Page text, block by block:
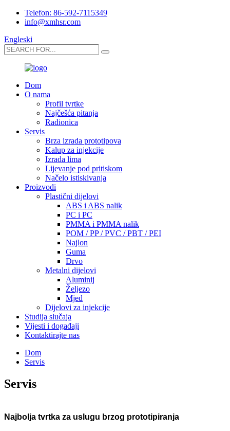
Telefon: 86-592-7115349
info@xmhsr.com
Engleski
Dom
O nama
Profil tvrtke
Najčešća pitanja
Radionica
Servis
Brza izrada prototipova
Kalup za injekcije
Izrada lima
Lijevanje pod pritiskom
Načelo istiskivanja
Proizvodi
Plastični dijelovi
ABS i ABS nalik
PC i PC
PMMA i PMMA nalik
POM / PP / PVC / PBT / PEI
Najlon
Guma
Drvo
Metalni dijelovi
Aluminij
Željezo
Mjed
Dijelovi za injekcije
Studija slučaja
Vijesti i događaji
Kontaktirajte nas
Dom
Servis
Servis
Najbolja tvrtka za uslugu brzog prototipiranja